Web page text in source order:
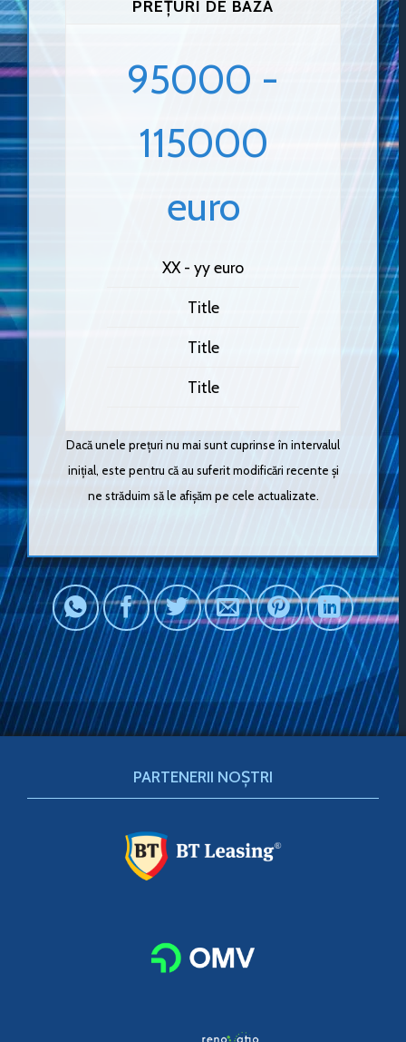
PREȚURI DE BAZĂ
95000 -
115000
euro
XX - yy euro
Title
Title
Title
Dacă unele prețuri nu mai sunt cuprinse în intervalul
inițial, este pentru că au suferit modificări recente și
ne străduim să le afișăm pe cele actualizate.
PARTENERII NOȘTRI